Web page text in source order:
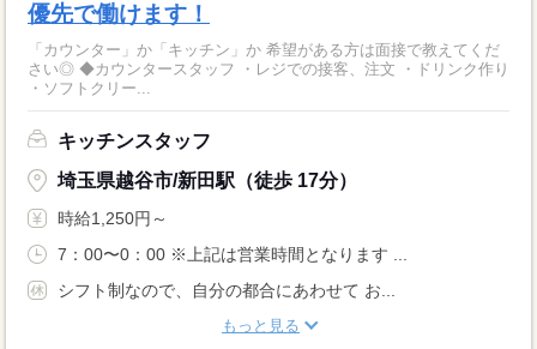
優先で働けます！
「カウンター」か「キッチン」か 希望がある方は面接で教えてくだ
さい◎ ◆カウンタースタッフ ・レジでの接客、注文 ・ドリンク作り
・ソフトクリー...
キッチンスタッフ
埼玉県越谷市/新田駅（徒歩 17分）
時給1,250円～
7：00〜0：00 ※上記は営業時間となります ...
シフト制なので、自分の都合にあわせて お...
もっと見る